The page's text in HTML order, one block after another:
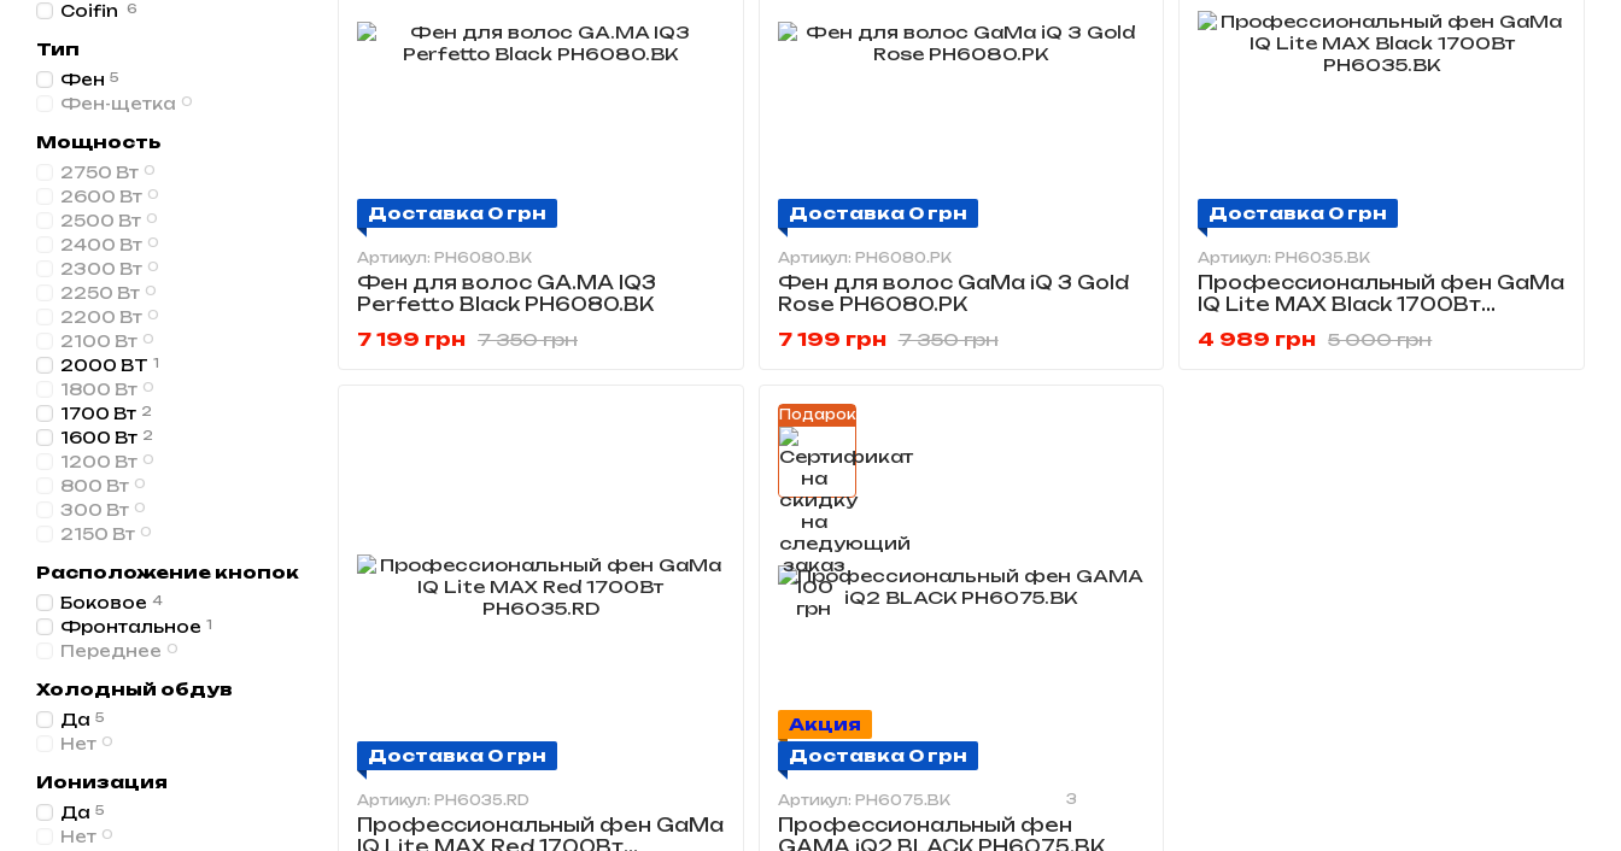
Доставка 0 грн
Артикул: PH6080.BK
Фен для волос GA.MA IQ3
Perfetto Black PH6080.BK
7 350 грн
7 199 грн
Доставка 0 грн
Артикул: PH6080.PK
Фен для волос GaMa iQ 3 Gold
Rose PH6080.PK
7 350 грн
7 199 грн
Доставка 0 грн
Артикул: PH6035.BK
Профессиональный фен GaMa
IQ Lite MAX Black 1700Вт
5 000 грн
4 989 грн
Доставка 0 грн
Артикул: PH6035.RD
Профессиональный фен GaMa
Подарок
Акция
Доставка 0 грн
Артикул: PH6075.BK 3
Профессиональный фен
Coifin 6
Тип
Фен 5
Фен-щетка 0
Мощность
2750 Вт 0
2600 Вт 0
2500 Вт 0
2400 Вт 0
2300 Вт 0
2250 Вт 0
2200 Вт 0
2100 Вт 0
2000 ВТ 1
1800 Вт 0
1700 Вт 2
1600 Вт 2
1200 Вт 0
800 Вт 0
300 Вт 0
2150 Вт 0
Расположение кнопок
Боковое 4
Фронтальное 1
Переднее 0
Холодный обдув
Да 5
Нет 0
Ионизация
Да 5
Нет 0